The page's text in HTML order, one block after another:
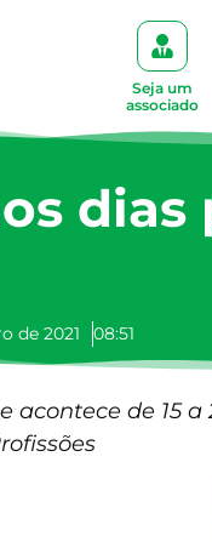
Seja um
associado
dias
de 2021 08:51
acontece de 15